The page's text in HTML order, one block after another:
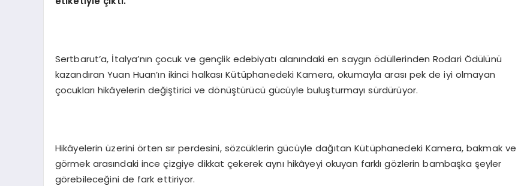
Sertbarut’a, İtalya’nın çocuk ve gençlik edebiyatı alanındaki en saygın ödüllerinden Rodari Ödülünü
kazandıran Yuan Huan’ın ikinci halkası Kütüphanedeki Kamera, okumayla arası pek de iyi olmayan
çocukları hikâyelerin değiştirici ve dönüştürücü gücüyle buluşturmayı sürdürüyor.
Hikâyelerin üzerini örten sır perdesini, sözcüklerin gücüyle dağıtan Kütüphanedeki Kamera, bakmak ve
görmek arasındaki ince çizgiye dikkat çekerek aynı hikâyeyi okuyan farklı gözlerin bambaşka şeyler
görebileceğini de fark ettiriyor.